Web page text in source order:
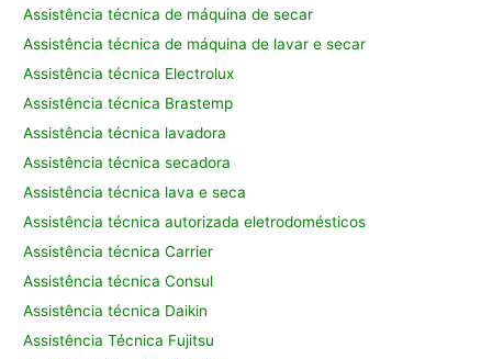
Assistência técnica de máquina de secar
Assistência técnica de máquina de lavar e secar
Assistência técnica Electrolux
Assistência técnica Brastemp
Assistência técnica lavadora
Assistência técnica secadora
Assistência técnica lava e seca
Assistência técnica autorizada eletrodomésticos
Assistência técnica Carrier
Assistência técnica Consul
Assistência técnica Daikin
Assistência Técnica Fujitsu